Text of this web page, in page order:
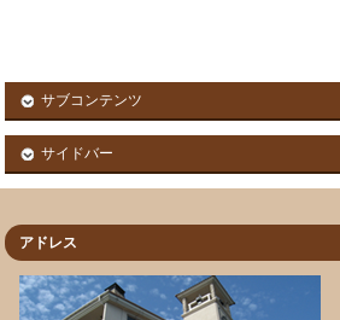
サブコンテンツ
サイドバー
アドレス